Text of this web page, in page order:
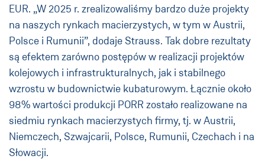
EUR. „W 2025 r. zrealizowaliśmy bardzo duże projekty
na naszych rynkach macierzystych, w tym w Austrii,
Polsce i Rumunii”, dodaje Strauss. Tak dobre rezultaty
są efektem zarówno postępów w realizacji projektów
kolejowych i infrastrukturalnych, jak i stabilnego
wzrostu w budownictwie kubaturowym. Łącznie około
98% wartości produkcji PORR zostało realizowane na
siedmiu rynkach macierzystych firmy, tj. w Austrii,
Niemczech, Szwajcarii, Polsce, Rumunii, Czechach i na
Słowacji.